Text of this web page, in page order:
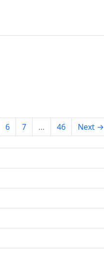
6 7 … 46 Next →